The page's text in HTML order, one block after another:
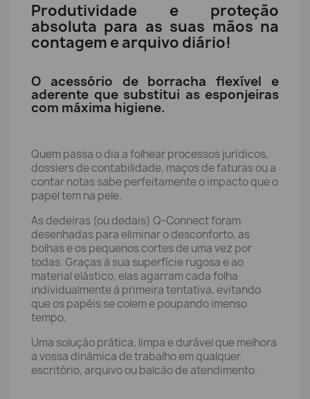
Produtividade e proteção
absoluta para as suas mãos na
contagem e arquivo diário!
O acessório de borracha flexível e
aderente que substitui as esponjeiras
com máxima higiene.
Quem passa o dia a folhear processos jurídicos,
dossiers de contabilidade, maços de faturas ou a
contar notas sabe perfeitamente o impacto que o
papel tem na pele.
As dedeiras (ou dedais) Q-Connect foram
desenhadas para eliminar o desconforto, as
bolhas e os pequenos cortes de uma vez por
todas. Graças à sua superfície rugosa e ao
material elástico, elas agarram cada folha
individualmente à primeira tentativa, evitando
que os papéis se colem e poupando imenso
tempo.
Uma solução prática, limpa e durável que melhora
a vossa dinâmica de trabalho em qualquer
escritório, arquivo ou balcão de atendimento.